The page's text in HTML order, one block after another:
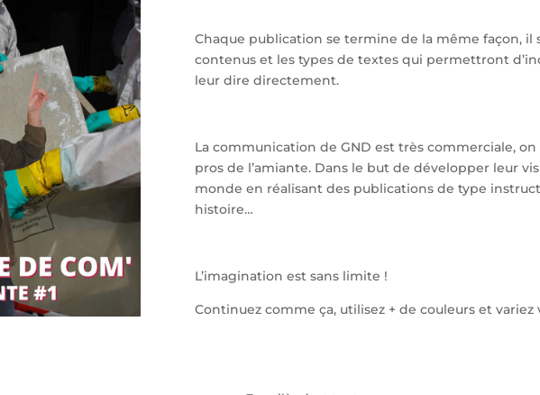
Chaque publication se termine de la même façon, il
contenus et les types de textes qui permettront
leur dire directement.
La communication de GND est très commerciale, on
pros de l’amiante. Dans le but de développer leur
monde en réalisant des publications de type
histoire…
L’imagination est sans limite !
Continuez comme ça, utilisez + de couleurs et